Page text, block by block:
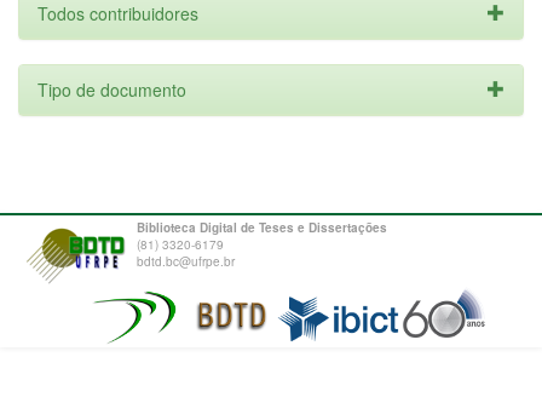
Todos contribuidores
Tipo de documento
Biblioteca Digital de Teses e Dissertações
(81) 3320-6179
bdtd.bc@ufrpe.br